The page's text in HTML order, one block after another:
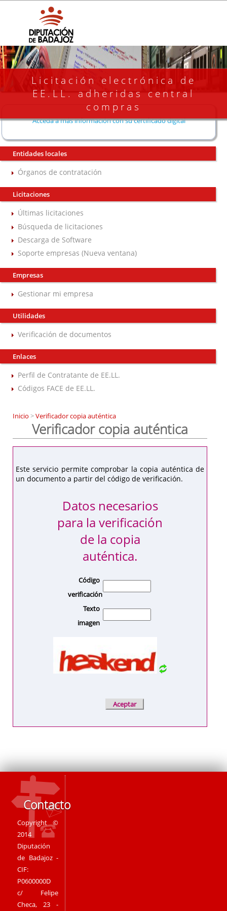
Licitación electrónica de
EE.LL. adheridas central
compras
Acceda a más información con su certificado digital
Entidades locales
Órganos de contratación
Licitaciones
Últimas licitaciones
Búsqueda de licitaciones
Descarga de Software
Soporte empresas (Nueva ventana)
Empresas
Gestionar mi empresa
Utilidades
Verificación de documentos
Enlaces
Perfil de Contratante de EE.LL.
Códigos FACE de EE.LL.
Inicio >Verificador copia auténtica
Verificador copia auténtica
Este servicio permite comprobar la copia auténtica de
un documento a partir del código de verificación.
Datos necesarios
para la verificación
de la copia
auténtica.
Código
verificación
Texto
imagen
Contacto
Copyright ©
2014
Diputación
de Badajoz -
CIF:
P0600000D
c/ Felipe
Checa, 23 -